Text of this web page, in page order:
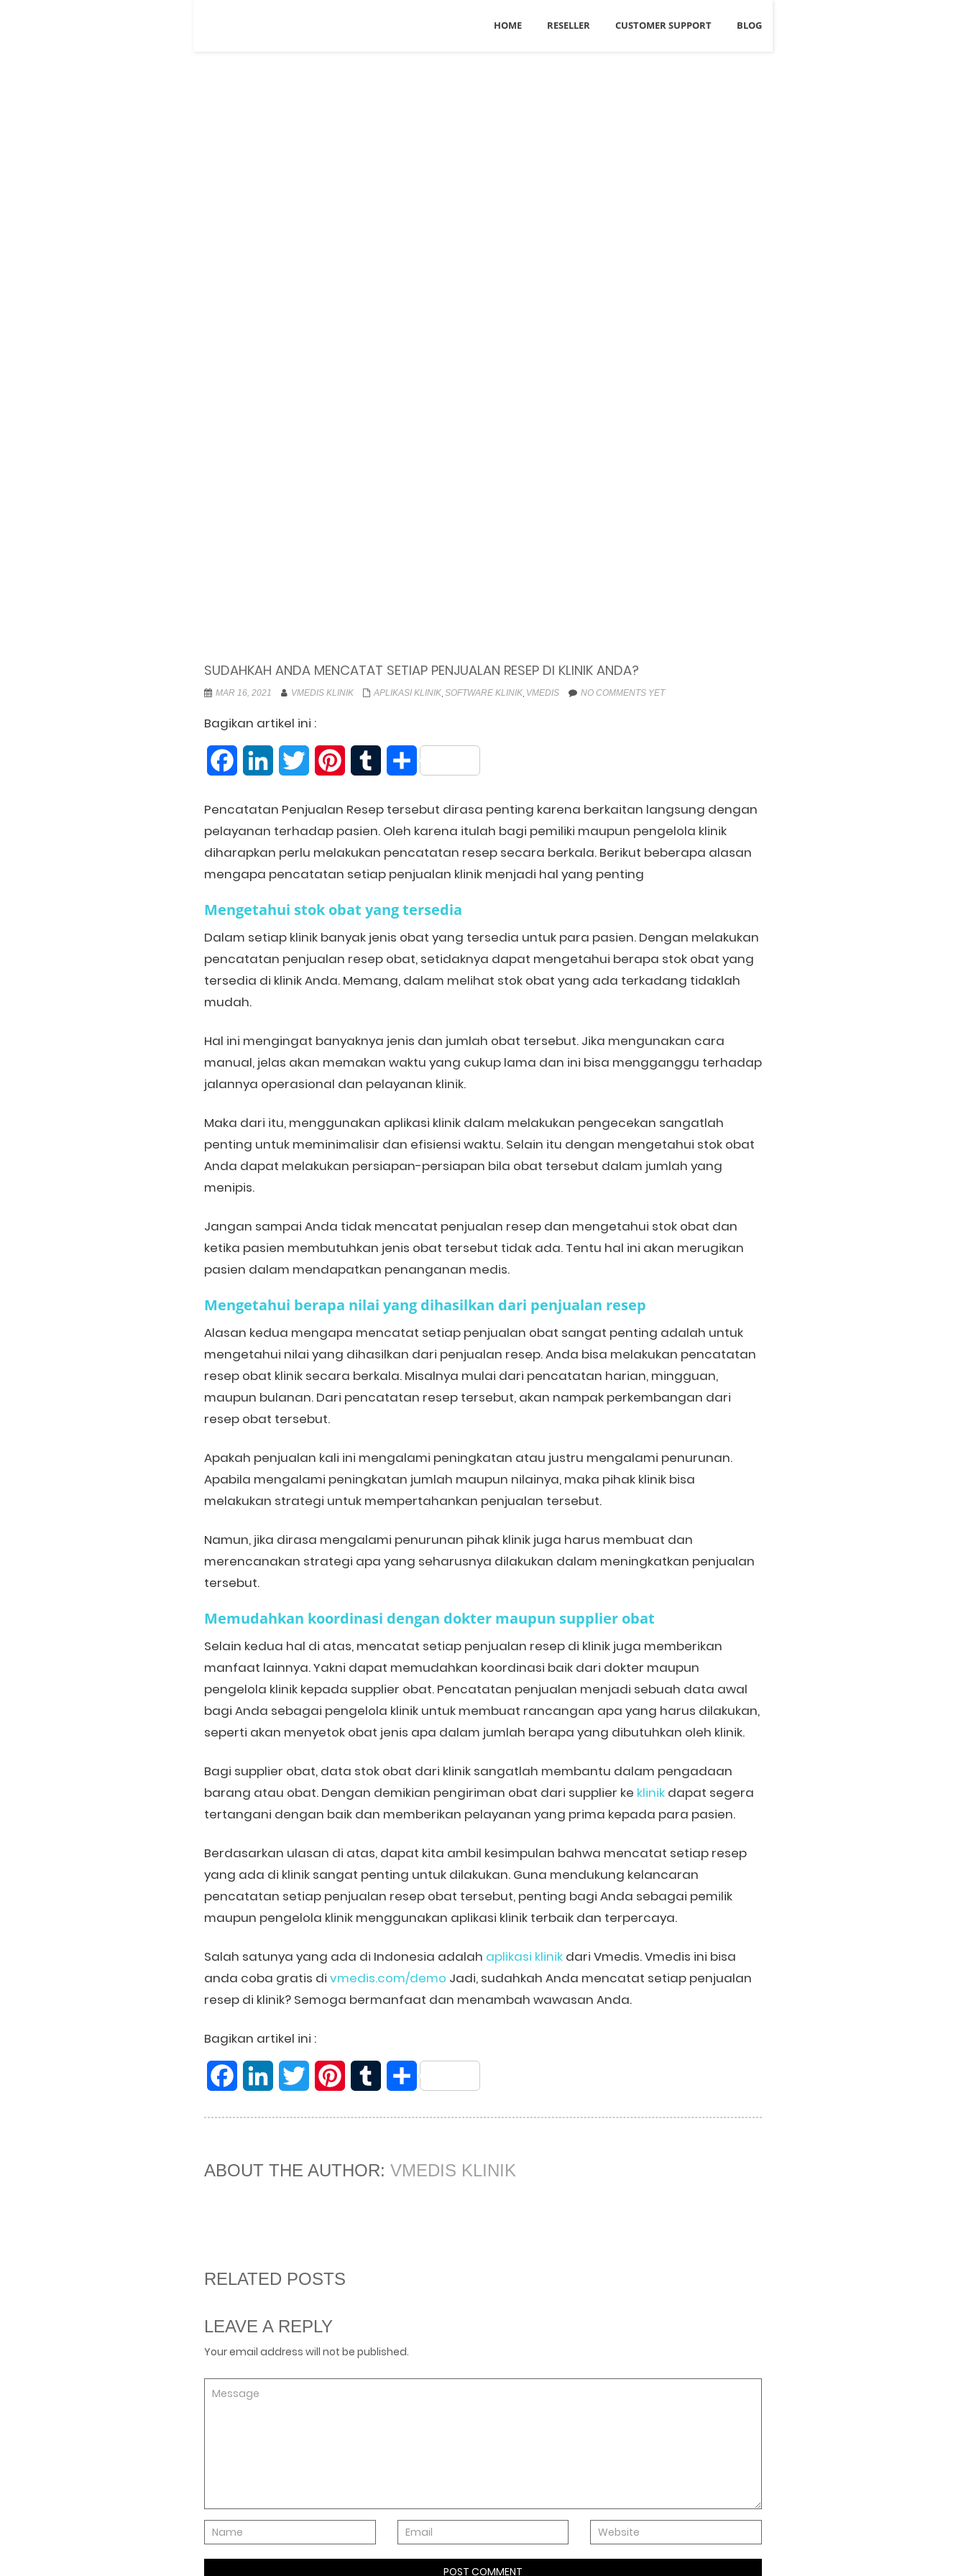
HOME RESELLER CUSTOMER SUPPORT BLOG
SUDAHKAH ANDA MENCATAT SETIAP PENJUALAN RESEP DI KLINIK ANDA?
MAR 16, 2021 VMEDIS KLINIK APLIKASI KLINIK, SOFTWARE KLINIK, VMEDIS NO COMMENTS YET
Bagikan artikel ini :
FacebookLinkedIn Twitter PinterestTumblrShare
Pencatatan Penjualan Resep tersebut dirasa penting karena berkaitan langsung dengan
pelayanan terhadap pasien. Oleh karena itulah bagi pemiliki maupun pengelola klinik
diharapkan perlu melakukan pencatatan resep secara berkala. Berikut beberapa alasan
mengapa pencatatan setiap penjualan klinik menjadi hal yang penting
Mengetahui stok obat yangtersedia
Dalam setiap klinik banyak jenis obat yang tersedia untuk para pasien. Dengan melakukan
pencatatan penjualan resep obat, setidaknya dapat mengetahui berapa stok obat yang
tersedia di klinik Anda. Memang, dalam melihat stok obat yang ada terkadang tidaklah
mudah.
Hal ini mengingat banyaknya jenis dan jumlah obat tersebut. Jika mengunakan cara
manual, jelas akan memakan waktu yang cukup lama dan ini bisa mengganggu terhadap
jalannya operasional dan pelayanan klinik.
Maka dari itu, menggunakan aplikasi klinik dalam melakukan pengecekan sangatlah
penting untuk meminimalisir dan efisiensi waktu. Selain itu dengan mengetahui stok obat
Anda dapat melakukan persiapan-persiapan bila obat tersebut dalam jumlah yang
menipis.
Jangan sampai Anda tidak mencatat penjualan resep dan mengetahui stok obat dan
ketika pasien membutuhkan jenis obat tersebut tidak ada. Tentu hal ini akan merugikan
pasien dalam mendapatkan penanganan medis.
Mengetahui berapa nilai yang dihasilkan dari penjualan resep
Alasan kedua mengapa mencatat setiap penjualan obat sangat penting adalah untuk
mengetahui nilai yang dihasilkan dari penjualan resep. Anda bisa melakukan pencatatan
resep obat klinik secara berkala. Misalnya mulai dari pencatatan harian, mingguan,
maupun bulanan. Dari pencatatan resep tersebut, akan nampak perkembangan dari
resep obat tersebut.
Apakah penjualan kali ini mengalami peningkatan atau justru mengalami penurunan.
Apabila mengalami peningkatan jumlah maupun nilainya, maka pihak klinik bisa
melakukan strategi untuk mempertahankan penjualan tersebut.
Namun, jika dirasa mengalami penurunan pihak klinik juga harus membuat dan
merencanakan strategi apa yang seharusnya dilakukan dalam meningkatkan penjualan
tersebut.
Memudahkan koordinasi dengan dokter maupun supplier obat
Selain kedua hal di atas, mencatat setiap penjualan resep di klinik juga memberikan
manfaat lainnya. Yakni dapat memudahkan koordinasi baik dari dokter maupun
pengelola klinik kepada supplier obat. Pencatatan penjualan menjadi sebuah data awal
bagi Anda sebagai pengelola klinik untuk membuat rancangan apa yang harus dilakukan,
seperti akan menyetok obat jenis apa dalam jumlah berapa yang dibutuhkan oleh klinik.
Bagi supplier obat, data stok obat dari klinik sangatlah membantu dalam pengadaan
barang atau obat. Dengan demikian pengiriman obat dari supplier ke klinikdapat segera
tertangani dengan baik dan memberikan pelayanan yang prima kepada para pasien.
Berdasarkan ulasan di atas, dapat kita ambil kesimpulan bahwa mencatat setiap resep
yang ada di klinik sangat penting untuk dilakukan. Guna mendukung kelancaran
pencatatan setiap penjualan resep obat tersebut, penting bagi Anda sebagai pemilik
maupun pengelola klinik menggunakan aplikasi klinik terbaik dan terpercaya.
Salah satunya yang ada di Indonesia adalah aplikasi klinikdari Vmedis. Vmedis ini bisa
anda coba gratis di vmedis.com/demo Jadi, sudahkah Anda mencatat setiap penjualan
resep di klinik? Semoga bermanfaat dan menambah wawasan Anda.
Bagikan artikel ini :
FacebookLinkedIn Twitter PinterestTumblrShare
ABOUT THE AUTHOR: VMEDIS KLINIK
RELATED POSTS
LEAVE A REPLY
Your email address will not be published.